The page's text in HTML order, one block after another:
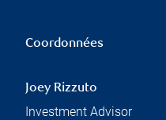
Coordonnées
Joey Rizzuto
Investment Advisor